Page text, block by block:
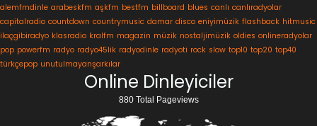
alemfmdinle arabeskfm aşkfm bestfm billboard blues canlı canlıradyolar
capitalradio countdown countrymusic damar disco eniyimüzik flashback hitmusic
ilaçgibiradyo klasradio kralfm magazin müzik nostaljimüzik oldies onlineradyolar
pop powerfm radyo radyo45lik radyodinle radyoti rock slow top10 top20 top40
türkçepop unutulmayanşarkılar
Online Dinleyiciler
880 Total Pageviews